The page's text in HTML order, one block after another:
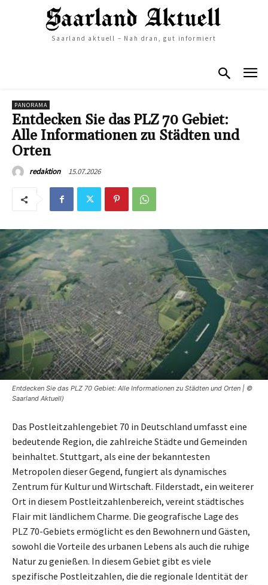
Saarland aktuell – Nah dran, gut informiert
PANORAMA
Entdecken Sie das PLZ 70 Gebiet:
Alle Informationen zu Städten und
Orten
redaktion 15.07.2026
Entdecken Sie das PLZ 70 Gebiet: Alle Informationen zu Städten und Orten | ©
Saarland Aktuell)
Das Postleitzahlengebiet 70 in Deutschland umfasst eine
bedeutende Region, die zahlreiche Städte und Gemeinden
beinhaltet. Stuttgart, als eine der bekanntesten
Metropolen dieser Gegend, fungiert als dynamisches
Zentrum für Kultur und Wirtschaft. Filderstadt, ein weiterer
Ort in diesem Postleitzahlenbereich, vereint städtisches
Flair mit ländlichem Charme. Die geografische Lage des
PLZ 70-Gebiets ermöglicht es den Bewohnern und Gästen,
sowohl die Vorteile des urbanen Lebens als auch die ruhige
Natur zu genießen. In diesem Gebiet gibt es viele
spezifische Postleitzahlen, die die regionale Identität der